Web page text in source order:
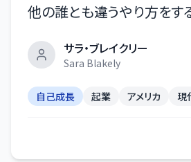
他の誰とも違うやり方をす
サラ・ブレイクリー
Sara Blakely
自己成長 起業 アメリカ 現